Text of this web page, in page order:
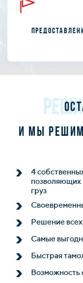
и мы
4
позволяющих
груз
Решение
Самые
Быстрая
Возможность